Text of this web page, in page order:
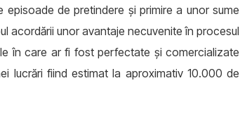
episoade de pretindere și primire a unor sume
acordării unor avantaje necuvenite în procesul
în care ar fi fost perfectate și comercializate
lucrări fiind estimat la aproximativ 10.000 de